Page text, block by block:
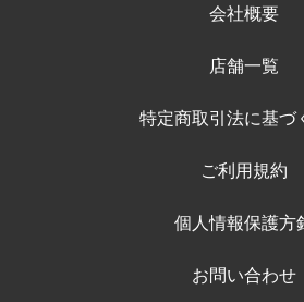
会社概要
店舗一覧
特定商取引法に基づ
ご利用規約
個人情報保護方
お問い合わせ